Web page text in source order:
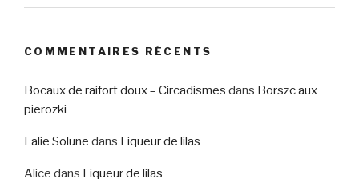
COMMENTAIRES RÉCENTS
Bocaux de raifort doux – Circadismes dans Borszc aux
pierozki
Lalie Solune dans Liqueur de lilas
Alice dans Liqueur de lilas